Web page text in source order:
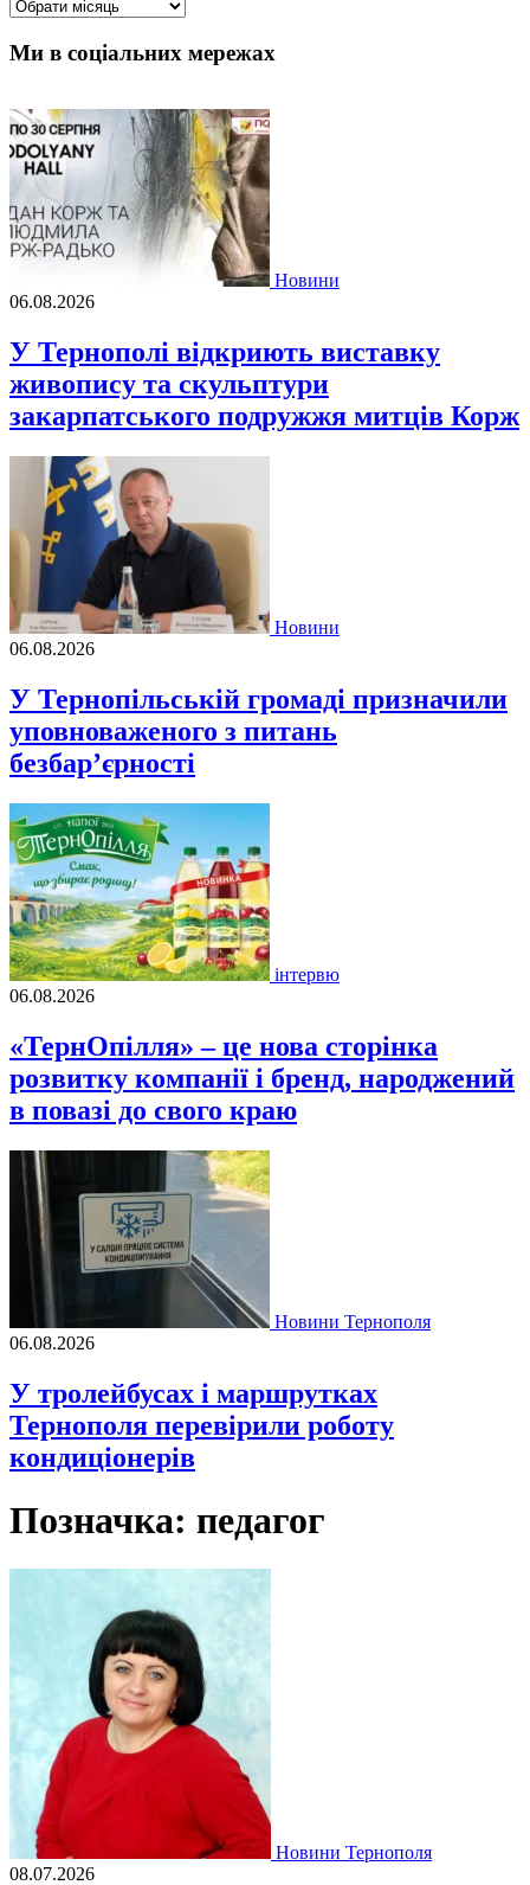
Ми в соціальних мережах
Новини
06.08.2026
У Тернополі відкриють виставку
живопису та скульптури
закарпатського подружжя митців Корж
Новини
06.08.2026
У Тернопільській громаді призначили
уповноваженого з питань
безбар’єрності
інтервю
06.08.2026
«ТернОпілля» – це нова сторінка
розвитку компанії і бренд, народжений
в повазі до свого краю
Новини Тернополя
06.08.2026
У тролейбусах і маршрутках
Тернополя перевірили роботу
кондиціонерів
Позначка: педагог
Новини Тернополя
08.07.2026